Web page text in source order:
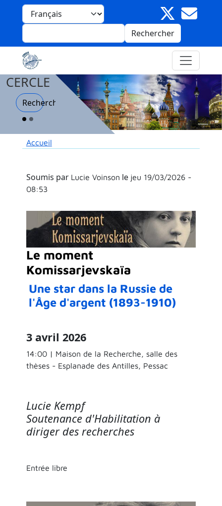
Aller au contenu principal
Select your language
Rechercher
CERCLE
Recherche
Fil d'Ariane
Accueil
Soumis par Lucie Voinson le jeu 19/03/2026 -
08:53
Le moment
Komissarjevskaïa
Une star dans la Russie de
l'Âge d'argent (1893-1910)
3 avril 2026
14:00 | Maison de la Recherche, salle des
thèses - Esplanade des Antilles, Pessac
Lucie Kempf
Soutenance d'Habilitation à
diriger des recherches
Entrée libre
Panneau de gestion des cookies